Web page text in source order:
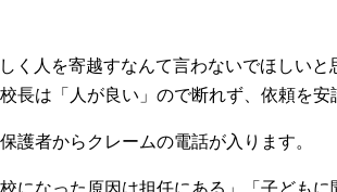
く人を寄越すなんて言わないでほしい
長は「人が良い」ので断れず、依頼を安
護者からクレームの電話が入ります。
校になった原因は担任にある」「子ども